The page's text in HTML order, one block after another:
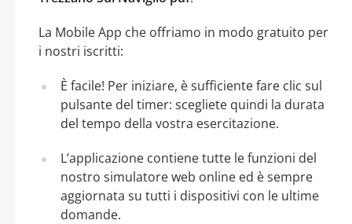
La Mobile App che offriamo in modo gratuito per
i nostri iscritti:
È facile! Per iniziare, è sufficiente fare clic sul
pulsante del timer: scegliete quindi la durata
del tempo della vostra esercitazione.
L’applicazione contiene tutte le funzioni del
nostro simulatore web online ed è sempre
aggiornata su tutti i dispositivi con le ultime
domande.